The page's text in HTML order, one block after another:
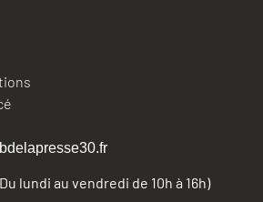
lundi au vendredi de 10h à 16h)